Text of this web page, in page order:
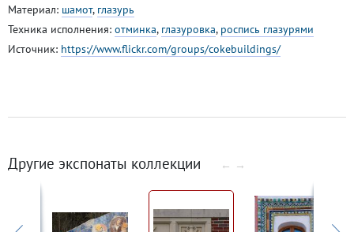
Материал: шамот, глазурь
Техника исполнения: отминка, глазуровка, роспись глазурями
Источник: https://www.flickr.com/groups/cokebuildings/
Другие экспонаты коллекции ← →